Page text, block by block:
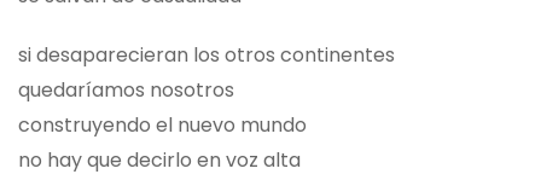
si desaparecieran los otros continentes
quedaríamos nosotros
construyendo el nuevo mundo
no hay que decirlo en voz alta